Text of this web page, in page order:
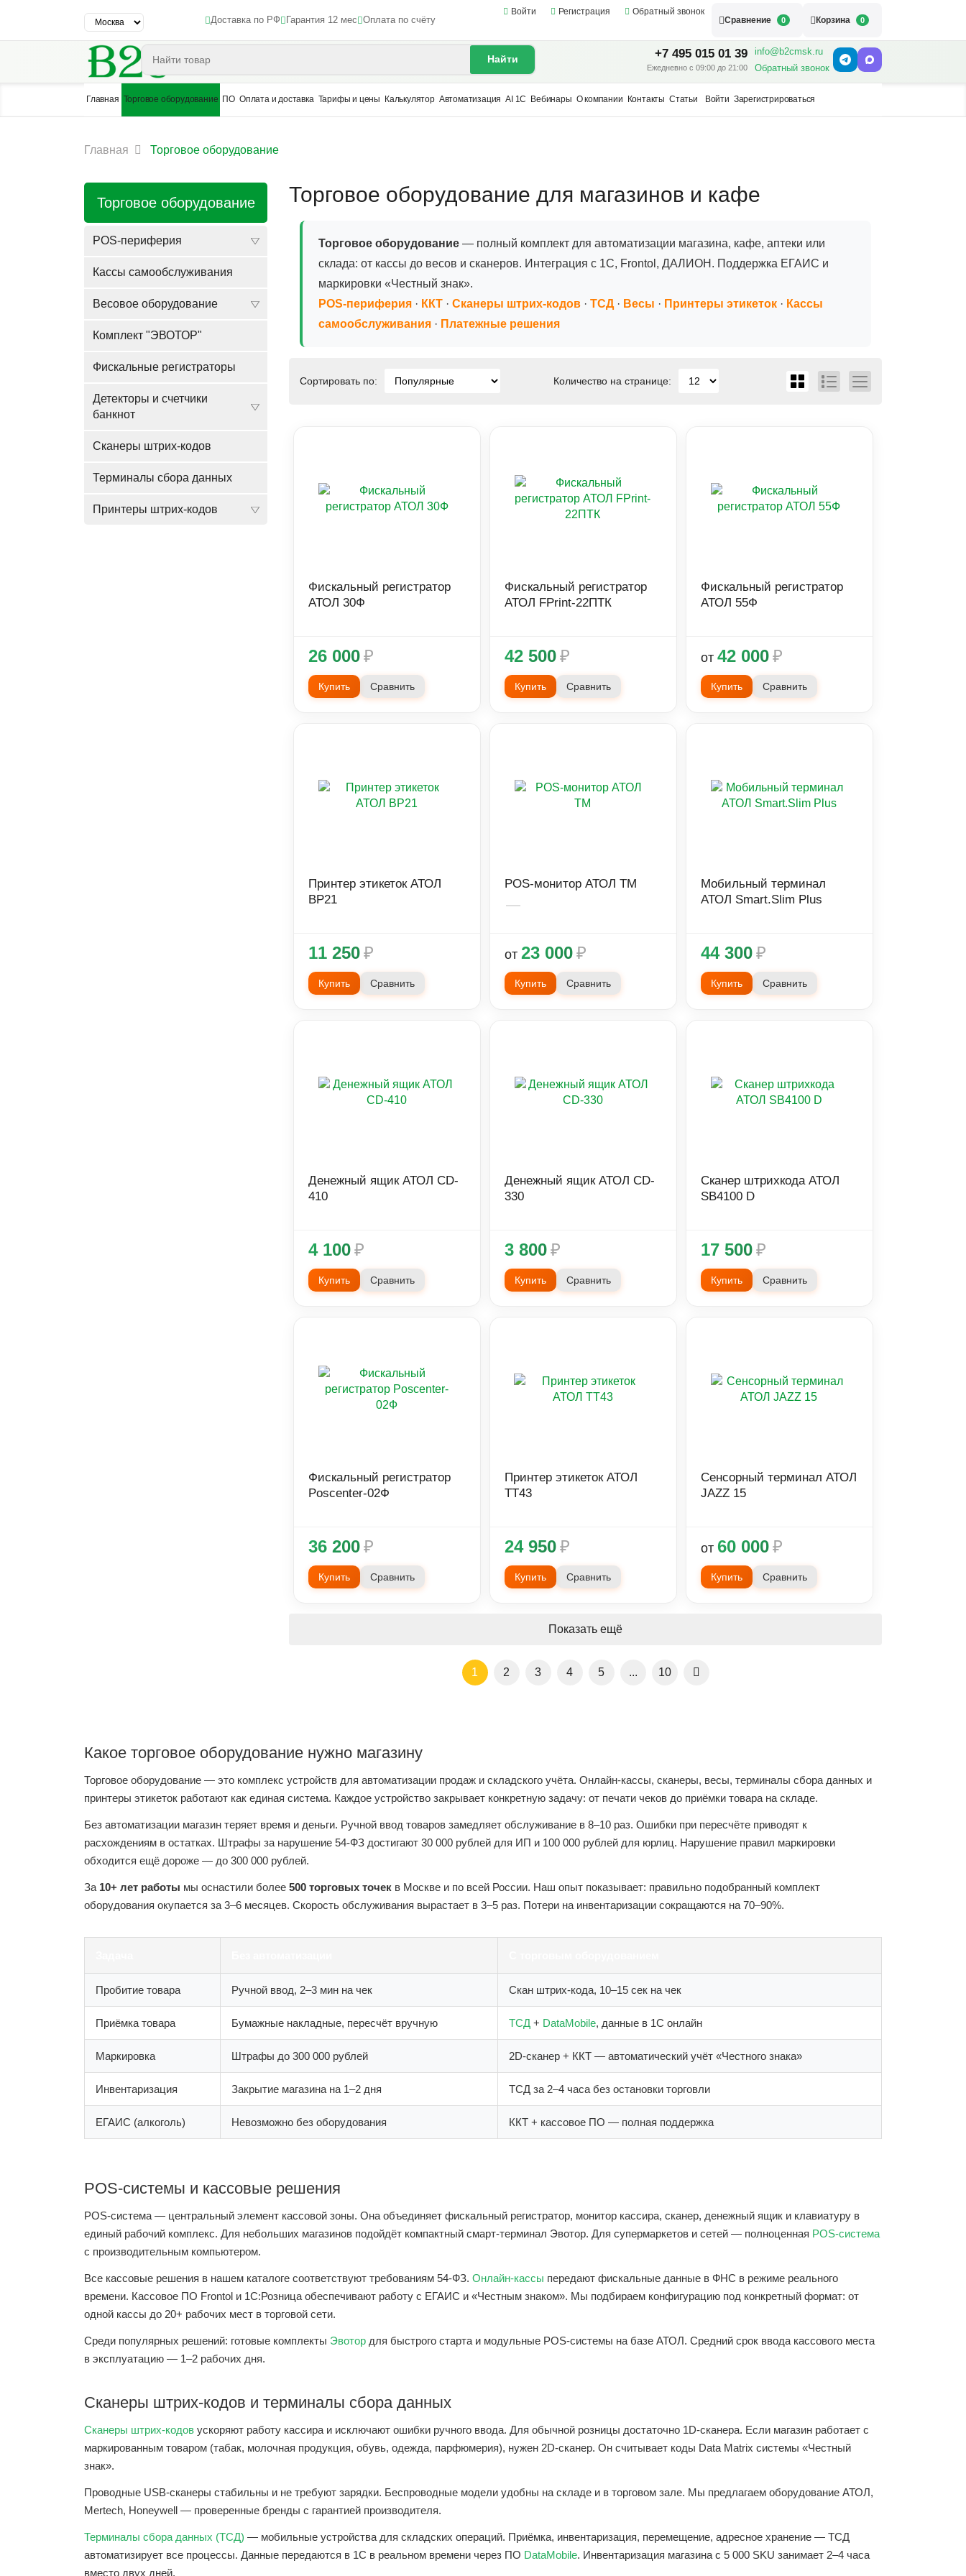
Доставка по РФ Гарантия 12 мес Оплата по счёту
Войти Регистрация
Обратный звонок
Сравнение
0 Корзина 0
Найти +7 495 015 01 39
Ежедневно с 09:00 до 21:00
info@b2cmsk.ru
Обратный звонок
Главная Торговое оборудование ПО Оплата и доставка Тарифы и цены Калькулятор Автоматизация AI 1С Вебинары О компании Контакты Статьи Войти Зарегистрироваться
Главная Торговое оборудование
Торговое оборудование для магазинов и кафе
Торговое оборудование — полный комплект для автоматизации магазина, кафе, аптеки или
склада: от кассы до весов и сканеров. Интеграция с 1С, Frontol, ДАЛИОН. Поддержка ЕГАИС и
маркировки «Честный знак».
POS-периферия · ККТ · Сканеры штрих-кодов · ТСД· Весы · Принтеры этикеток · Кассы
самообслуживания · Платежные решения
Сортировать по: Количество на странице:
Фискальный регистратор
АТОЛ 30Ф
26 000₽
Купить Сравнить
Фискальный регистратор
АТОЛ FPrint-22ПТК
42 500₽
Купить Сравнить
Фискальный регистратор
АТОЛ 55Ф
от 42 000₽
Купить Сравнить
Принтер этикеток АТОЛ
BP21
11 250₽
Купить Сравнить
POS-монитор АТОЛ TM
от 23 000₽
Купить Сравнить
Мобильный терминал
АТОЛ Smart.Slim Plus
44 300₽
Купить Сравнить
Денежный ящик АТОЛ CD-
410
4 100₽
Купить Сравнить
Денежный ящик АТОЛ CD-
330
3 800₽
Купить Сравнить
Сканер штрихкода АТОЛ
SB4100 D
17 500₽
Купить Сравнить
Фискальный регистратор
Poscenter-02Ф
36 200₽
Купить Сравнить
Принтер этикеток АТОЛ
ТТ43
24 950₽
Купить Сравнить
Сенсорный терминал АТОЛ
JAZZ 15
от 60 000₽
Купить Сравнить
Показать ещё
1 2 3 4 5 ... 10
Торговое оборудование
POS-периферия
Кассы самообслуживания
Весовое оборудование
Комплект "ЭВОТОР"
Фискальные регистраторы
Детекторы и счетчики
банкнот
Сканеры штрих-кодов
Терминалы сбора данных
Принтеры штрих-кодов
Какое торговое оборудование нужно магазину
Торговое оборудование — это комплекс устройств для автоматизации продаж и складского учёта. Онлайн-кассы, сканеры, весы, терминалы сбора данных и
принтеры этикеток работают как единая система. Каждое устройство закрывает конкретную задачу: от печати чеков до приёмки товара на складе.
Без автоматизации магазин теряет время и деньги. Ручной ввод товаров замедляет обслуживание в 8–10 раз. Ошибки при пересчёте приводят к
расхождениям в остатках. Штрафы за нарушение 54-ФЗ достигают 30 000 рублей для ИП и 100 000 рублей для юрлиц. Нарушение правил маркировки
обходится ещё дороже — до 300 000 рублей.
За 10+ лет работы мы оснастили более 500 торговых точек в Москве и по всей России. Наш опыт показывает: правильно подобранный комплект
оборудования окупается за 3–6 месяцев. Скорость обслуживания вырастает в 3–5 раз. Потери на инвентаризации сокращаются на 70–90%.
Пробитие товара Ручной ввод, 2–3 мин на чек Скан штрих-кода, 10–15 сек на чек
Приёмка товара Бумажные накладные, пересчёт вручную ТСД + DataMobile, данные в 1С онлайн
Маркировка Штрафы до 300 000 рублей 2D-сканер + ККТ — автоматический учёт «Честного знака»
Инвентаризация Закрытие магазина на 1–2 дня ТСД за 2–4 часа без остановки торговли
ЕГАИС (алкоголь) Невозможно без оборудования ККТ + кассовое ПО — полная поддержка
POS-системы и кассовые решения
POS-система — центральный элемент кассовой зоны. Она объединяет фискальный регистратор, монитор кассира, сканер, денежный ящик и клавиатуру в
единый рабочий комплекс. Для небольших магазинов подойдёт компактный смарт-терминал Эвотор. Для супермаркетов и сетей — полноценная POS-система
с производительным компьютером.
Все кассовые решения в нашем каталоге соответствуют требованиям 54-ФЗ. Онлайн-кассы передают фискальные данные в ФНС в режиме реального
времени. Кассовое ПО Frontol и 1С:Розница обеспечивают работу с ЕГАИС и «Честным знаком». Мы подбираем конфигурацию под конкретный формат: от
одной кассы до 20+ рабочих мест в торговой сети.
Среди популярных решений: готовые комплекты Эвотор для быстрого старта и модульные POS-системы на базе АТОЛ. Средний срок ввода кассового места
в эксплуатацию — 1–2 рабочих дня.
Сканеры штрих-кодов и терминалы сбора данных
Сканеры штрих-кодов ускоряют работу кассира и исключают ошибки ручного ввода. Для обычной розницы достаточно 1D-сканера. Если магазин работает с
маркированным товаром (табак, молочная продукция, обувь, одежда, парфюмерия), нужен 2D-сканер. Он считывает коды Data Matrix системы «Честный
знак».
Проводные USB-сканеры стабильны и не требуют зарядки. Беспроводные модели удобны на складе и в торговом зале. Мы предлагаем оборудование АТОЛ,
Mertech, Honeywell — проверенные бренды с гарантией производителя.
Терминалы сбора данных (ТСД) — мобильные устройства для складских операций. Приёмка, инвентаризация, перемещение, адресное хранение — ТСД
автоматизирует все процессы. Данные передаются в 1С в реальном времени через ПО DataMobile. Инвентаризация магазина с 5 000 SKU занимает 2–4 часа
вместо двух дней.